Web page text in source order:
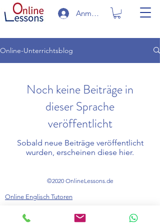
Anmelden
Online-Unterrichtsblog
Noch keine Beiträge in
dieser Sprache
veröffentlicht
Sobald neue Beiträge veröffentlicht
wurden, erscheinen diese hier.
©2020 OnlineLessons.de
Online Englisch Tutoren
IELTS Vorbereitung Online-Tutoren